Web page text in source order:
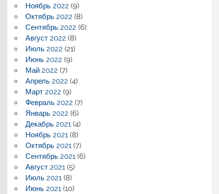
Ноябрь 2022 (9)
Октябрь 2022 (8)
Сентябрь 2022 (6)
Август 2022 (8)
Июль 2022 (21)
Июнь 2022 (9)
Май 2022 (7)
Апрель 2022 (4)
Март 2022 (9)
Февраль 2022 (7)
Январь 2022 (6)
Декабрь 2021(4)
Ноябрь 2021(8)
Октябрь 2021(7)
Сентябрь 2021(6)
Август 2021(5)
Июль 2021(8)
Июнь 2021(10)